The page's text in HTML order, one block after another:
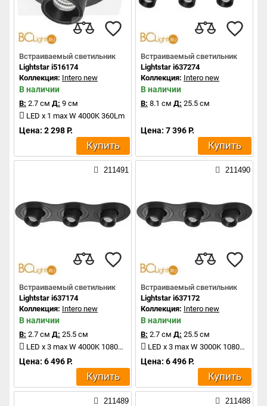
Встраиваемый светильник
Lightstar i516174
Коллекция: Intero new
В наличии
В: 2.7 см Д: 9 см
LED x 1 max W 4000K 360Lm
Цена: 2 298 Р.
Купить
Встраиваемый светильник
Lightstar i637274
Коллекция: Intero new
В наличии
В: 8.1 см Д: 25.5 см
Цена: 7 396 Р.
Купить
211491
Встраиваемый светильник
Lightstar i637174
Коллекция: Intero new
В наличии
В: 2.7 см Д: 25.5 см
LED x 3 max W 4000K 1080Lm
Цена: 6 496 Р.
Купить
211490
Встраиваемый светильник
Lightstar i637172
Коллекция: Intero new
В наличии
В: 2.7 см Д: 25.5 см
LED x 3 max W 3000K 1080Lm
Цена: 6 496 Р.
Купить
211489 211488